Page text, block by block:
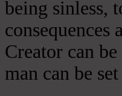
being sinless,
Creator can
man can be